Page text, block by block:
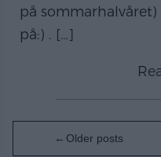
på
på:) . […]
Posts Older posts